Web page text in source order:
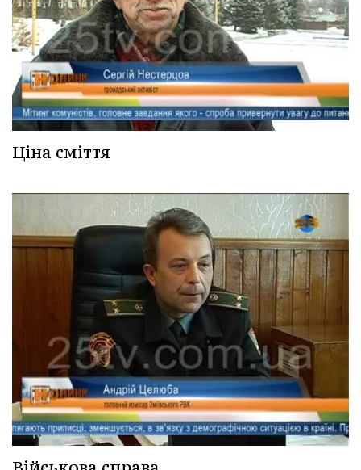
Ціна сміття